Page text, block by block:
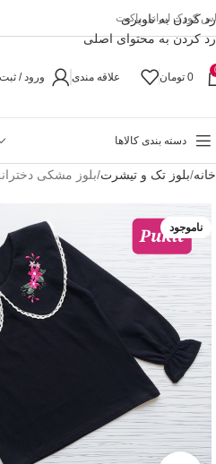
رد کردن به ناوبری
رد کردن به محتوای اصلی
کودک ایرانی پاکیت
0 تومان علاقه مندی ورود /
دسته بندی کالاها
خانه بلوز تک و تیشرت بلوز مشکی دخترانه
ناموجود